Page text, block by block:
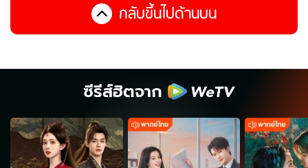
กลับขึ้นไปด้านบน
ซีรีส์ฮิตจาก